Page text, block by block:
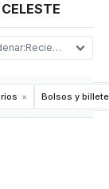
Recientes
Bolsos y